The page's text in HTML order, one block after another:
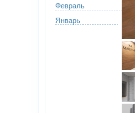
Февраль
Январь